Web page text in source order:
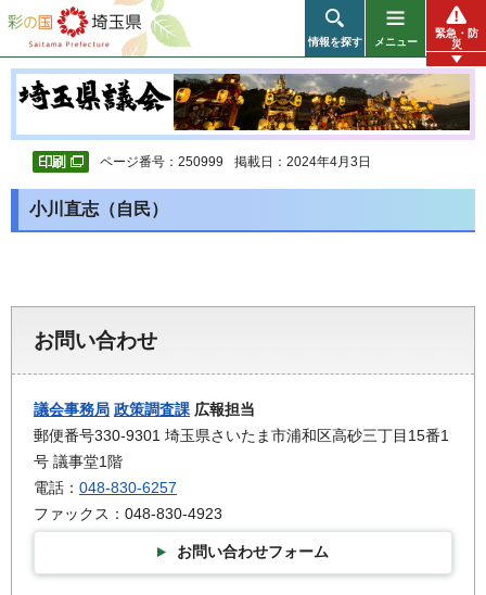
彩の国 埼玉県
情報を探す メニュー
緊急・防
災
ページ番号：250999 掲載日：2024年4月3日
小川直志（自民）
お問い合わせ
議会事務局 政策調査課 広報担当
郵便番号330-9301 埼玉県さいたま市浦和区高砂三丁目15番1
号 議事堂1階
電話： 048-830-6257
ファックス：048-830-4923
お問い合わせフォーム